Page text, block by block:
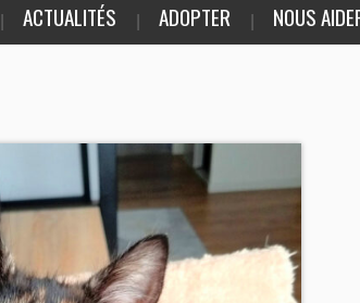
ACTUALITÉS ADOPTER NOUS